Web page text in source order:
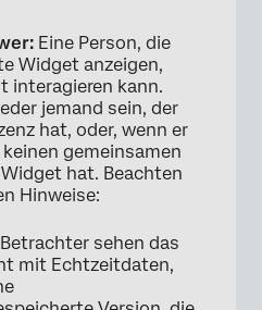
Eine Person, die
Widget anzeigen,
interagieren kann.
jemand sein, der
hat, oder, wenn er
gemeinsamen
hat. Beachten
Hinweise:
sehen das
mit Echtzeitdaten,